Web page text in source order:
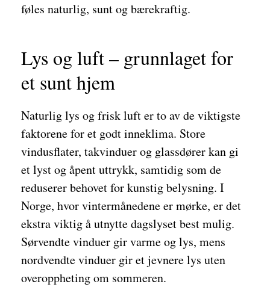
føles naturlig, sunt og bærekraftig.
Lys og luft – grunnlaget for
et sunt hjem
Naturlig lys og frisk luft er to av de viktigste
faktorene for et godt inneklima. Store
vindusflater, takvinduer og glassdører kan gi
et lyst og åpent uttrykk, samtidig som de
reduserer behovet for kunstig belysning. I
Norge, hvor vintermånedene er mørke, er det
ekstra viktig å utnytte dagslyset best mulig.
Sørvendte vinduer gir varme og lys, mens
nordvendte vinduer gir et jevnere lys uten
overoppheting om sommeren.